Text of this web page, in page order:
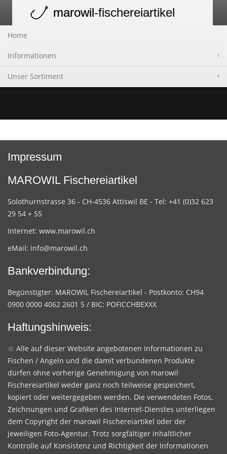
navigation
marowil-fischereiartikel
Home
Informationen
Unser Sortiment
Impressum
MAROWIL Fischereiartikel
Solothurnstrasse 36 - CH-4536 Attiswil BE - Tel: +41 (0)32 623
29 54 + 55
Internet: www.marowil.ch
eMail: info@marowil.ch
Bankverbindung:
Begünstigter: MAROWIL Fischereiartikel - Postkonto: CH94
0900 0000 4062 2601 5 / BIC: POFICCHBEXXX
Haftungshinweis:
☆ Alle auf dieser Website angebotenen Informationen zu
Fischen / Angeln und die damit verbundenen Produkte
dürfen ohne vorherige Genehmigung von marowil
Fischereiartikel weder ganz noch teilweise gespeichert,
kopiert oder weitergegeben werden. Die verwendeten Fotos,
Zeichnungen und Grafiken des Internet-Dienstes unterliegen
dem Copyright der marowil Fischereiartikel oder der
jeweiligen Foto-Agentur. Trotz sorgfältiger inhaltlicher
Kontrolle auf Konsistenz und Richtigkeit der Informationen